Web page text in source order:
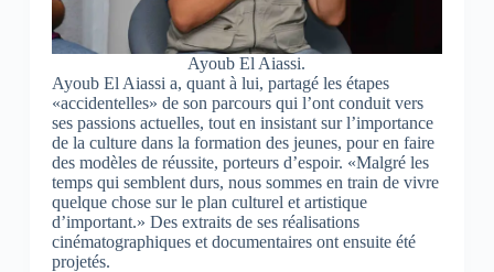
Ayoub El Aiassi.
Ayoub El Aiassi a, quant à lui, partagé les étapes
«accidentelles» de son parcours qui l’ont conduit vers
ses passions actuelles, tout en insistant sur l’importance
de la culture dans la formation des jeunes, pour en faire
des modèles de réussite, porteurs d’espoir. «Malgré les
temps qui semblent durs, nous sommes en train de vivre
quelque chose sur le plan culturel et artistique
d’important.» Des extraits de ses réalisations
cinématographiques et documentaires ont ensuite été
projetés.